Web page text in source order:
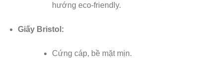
hướng eco-friendly.
Giấy Bristol:
Cứng cáp, bề mặt mịn.